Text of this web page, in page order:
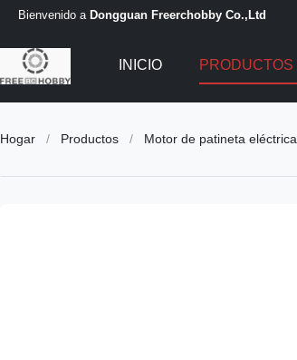
Bienvenido a Dongguan Freerchobby Co.,Ltd
INICIO PRODUCTOS
Hogar / Productos / Motor de patineta eléctrica